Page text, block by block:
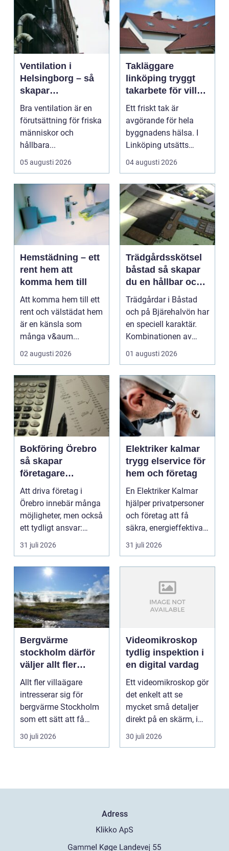
Ventilation i
Helsingborg – så
skapar
fastighetsägare
friskare och mer
energieffektiva
byggnader
Bra ventilation är en
förutsättning för friska
människor och
hållbara...
05 augusti 2026
Takläggare
linköping tryggt
takarbete för villa,
brf och företag
Ett friskt tak är
avgörande för hela
byggnadens hälsa. I
Linköping utsätts
taken för stora
temperatu...
04 augusti 2026
Hemstädning – ett
rent hem att
komma hem till
Att komma hem till ett
rent och välstädat hem
är en känsla som
många v&aum...
02 augusti 2026
Trädgårdsskötsel
båstad så skapar
du en hållbar och
vacker trädgård på
bjäre
Trädgårdar i Båstad
och på Bjärehalvön har
en speciell karaktär.
Kombinationen av
närheten till have...
01 augusti 2026
Bokföring Örebro
så skapar
företagare
tryggare ekonomi
Att driva företag i
Örebro innebär många
möjligheter, men också
ett tydligt ansvar:
ekonomin måste v...
31 juli 2026
Elektriker kalmar
trygg elservice för
hem och företag
En Elektriker Kalmar
hjälper privatpersoner
och företag att få
säkra, energieffektiva
och framtidssä...
31 juli 2026
Bergvärme
stockholm därför
väljer allt fler
denna
uppvärmning
Allt fler villaägare
intresserar sig för
bergvärme Stockholm
som ett sätt att få
lägre uppvärmningsk...
30 juli 2026
Videomikroskop
tydlig inspektion i
en digital vardag
Ett videomikroskop gör
det enkelt att se
mycket små detaljer
direkt på en skärm, i
stället för genom...
30 juli 2026
Adress